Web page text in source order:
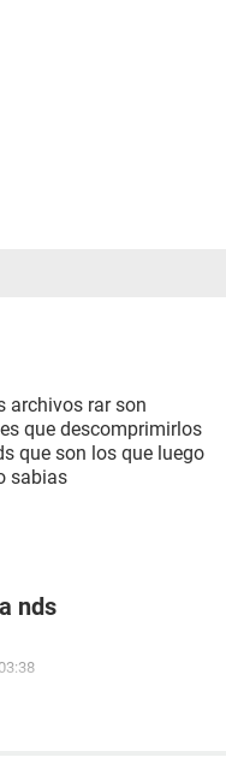
archivos rar son
que descomprimirlos
que son los que luego
sabias
nds